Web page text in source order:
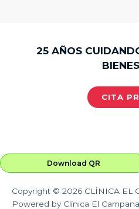
25 AÑOS
CITA
Download QR
Copyright © 2026 CLÍNICA EL
Powered by Clínica El